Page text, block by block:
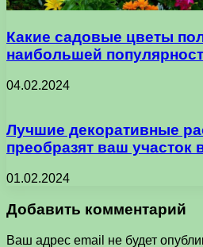
Какие садовые цветы
наибольшей
04.02.2024
Лучшие декоративные
преобразят ваш участок
01.02.2024
Добавить комментарий
Ваш адрес email не будет